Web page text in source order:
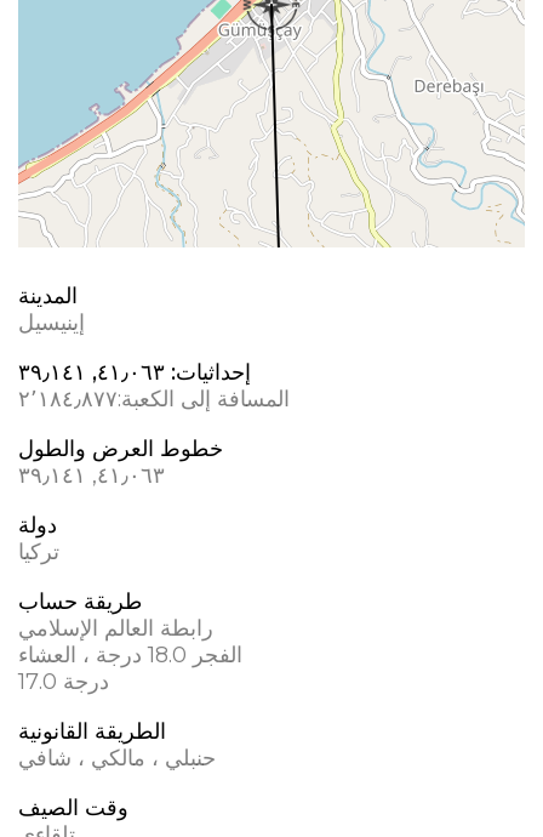
المدينة
إينيسيل
إحداثيات: ٤١٫٠٦٣, ٣٩٫١٤١
المسافة إلى الكعبة:٢٬١٨٤٫٨٧٧
خطوط العرض والطول
٤١٫٠٦٣, ٣٩٫١٤١
دولة
تركيا
طريقة حساب
رابطة العالم الإسلامي
الفجر 18.0 درجة ، العشاء
17.0 درجة
الطريقة القانونية
حنبلي ، مالكي ، شافي
وقت الصيف